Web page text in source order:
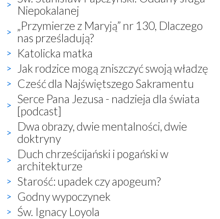
Niepokalanej
„Przymierze z Maryją” nr 130, Dlaczego
nas prześladują?
Katolicka matka
Jak rodzice mogą zniszczyć swoją władzę
Cześć dla Najświętszego Sakramentu
Serce Pana Jezusa - nadzieja dla świata
[podcast]
Dwa obrazy, dwie mentalności, dwie
doktryny
Duch chrześcijański i pogański w
architekturze
Starość: upadek czy apogeum?
Godny wypoczynek
Św. Ignacy Loyola